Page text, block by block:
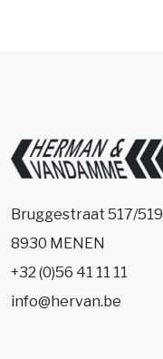
Bruggestraat 517/519
8930 MENEN
+32 (0)56 41 11 11
info@hervan.be